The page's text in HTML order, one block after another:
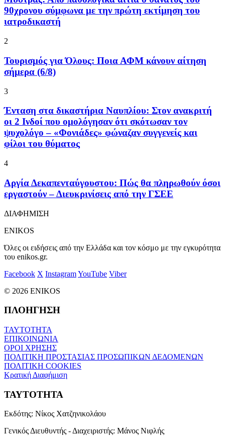
90χρονου σύμφωνα με την πρώτη εκτίμηση του
ιατροδικαστή
2
Τουρισμός για Όλους: Ποια ΑΦΜ κάνουν αίτηση
σήμερα (6/8)
3
Ένταση στα δικαστήρια Ναυπλίου: Στον ανακριτή
οι 2 Ινδοί που ομολόγησαν ότι σκότωσαν τον
ψυχολόγο – «Φονιάδες» φώναζαν συγγενείς και
φίλοι του θύματος
4
Αργία Δεκαπενταύγουστου: Πώς θα πληρωθούν όσοι
εργαστούν – Διευκρινίσεις από την ΓΣΕΕ
ΔΙΑΦΗΜΙΣΗ
ENIKOS
Όλες οι ειδήσεις από την Ελλάδα και τον κόσμο με την εγκυρότητα
του enikos.gr.
Facebook X InstagramYouTube Viber
© 2026 ENIKOS
ΠΛΟΗΓΗΣΗ
ΤΑΥΤΟΤΗΤΑ
ΕΠΙΚΟΙΝΩΝΙΑ
ΟΡΟΙ ΧΡΗΣΗΣ
ΠΟΛΙΤΙΚΗ ΠΡΟΣΤΑΣΙΑΣ ΠΡΟΣΩΠΙΚΩΝ ΔΕΔΟΜΕΝΩΝ
ΠΟΛΙΤΙΚΗ COOKIES
Κρατική Διαφήμιση
ΤΑΥΤΟΤΗΤΑ
Εκδότης: Νίκος Χατζηνικολάου
Γενικός Διευθυντής - Διαχειριστής: Μάνος Νιφλής